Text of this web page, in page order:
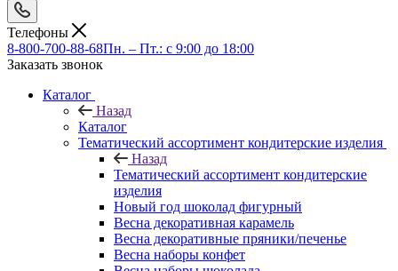
Телефоны
8-800-700-88-68Пн. – Пт.: с 9:00 до 18:00
Заказать звонок
Каталог
Назад
Каталог
Тематический ассортимент кондитерские изделия
Назад
Тематический ассортимент кондитерские
изделия
Новый год шоколад фигурный
Весна декоративная карамель
Весна декоративные пряники/печенье
Весна наборы конфет